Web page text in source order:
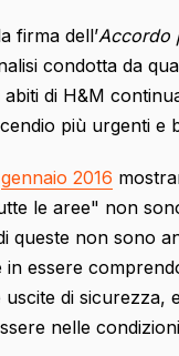
firma dell’Accordo
condotta da
di H&M
più urgenti e
gennaio 2016
le aree" non
queste non sono
essere
di sicurezza,
nelle